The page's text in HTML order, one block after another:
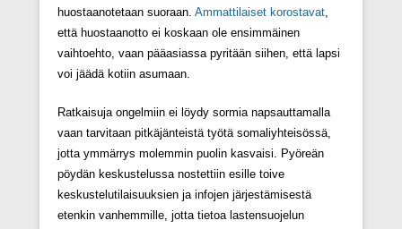
huostaanotetaan suoraan. Ammattilaiset korostavat,
että huostaanotto ei koskaan ole ensimmäinen
vaihtoehto, vaan pääasiassa pyritään siihen, että lapsi
voi jäädä kotiin asumaan.
Ratkaisuja ongelmiin ei löydy sormia napsauttamalla
vaan tarvitaan pitkäjänteistä työtä somaliyhteisössä,
jotta ymmärrys molemmin puolin kasvaisi. Pyöreän
pöydän keskustelussa nostettiin esille toive
keskustelutilaisuuksien ja infojen järjestämisestä
etenkin vanhemmille, jotta tietoa lastensuojelun